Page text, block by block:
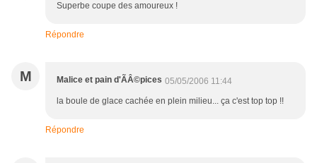
Superbe coupe des amoureux !
Répondre
M Malice et pain d'ÃÂ©pices 05/05/2006 11:44
la boule de glace cachée en plein milieu... ça c'est top top !!
Répondre